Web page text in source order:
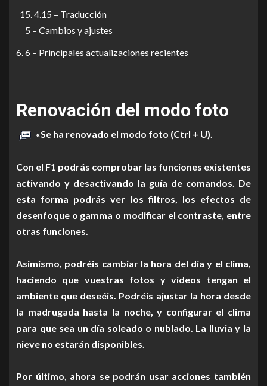
4.15 – Traducción
5 – Cambios y ajustes
6 – Principales actualizaciones recientes
Renovación del modo foto
«Se ha renovado el modo foto (Ctrl + U).
Con el F1 podrás comprobar las funciones existentes
activando y desactivando la guía de comandos. De
esta forma podrás ver los filtros, los efectos de
desenfoque o gamma o modificar el contraste, entre
otras funciones.
Asimismo, podréis cambiar la hora del día y el clima,
haciendo que vuestras fotos y vídeos tengan el
ambiente que deseéis. Podréis ajustar la hora desde
la madrugada hasta la noche, y configurar el clima
para que sea un día soleado o nublado. La lluvia y la
nieve no estarán disponibles.
Por último, ahora se podrán usar acciones también